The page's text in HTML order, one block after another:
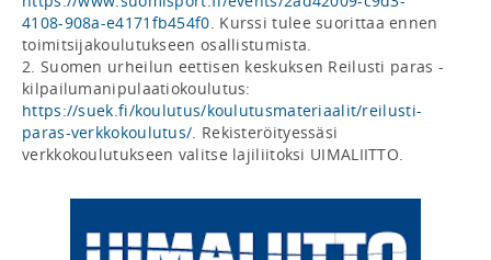
4108-908a-e4171fb454f0. Kurssi tulee suorittaa ennen
toimitsijakoulutukseen osallistumista.
2. Suomen urheilun eettisen keskuksen Reilusti paras -
https://suek.fi/koulutus/koulutusmateriaalit/reilusti-
paras-verkkokoulutus/. Rekisteröityessäsi
verkkokoulutukseen valitse lajiliitoksi UIMALIITTO.